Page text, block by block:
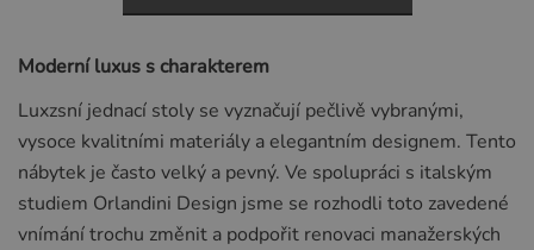
Moderní luxus s charakterem
Luxzsní jednací stoly se vyznačují pečlivě vybranými,
vysoce kvalitními materiály a elegantním designem. Tento
nábytek je často velký a pevný. Ve spolupráci s italským
studiem Orlandini Design jsme se rozhodli toto zavedené
vnímání trochu změnit a podpořit renovaci manažerských